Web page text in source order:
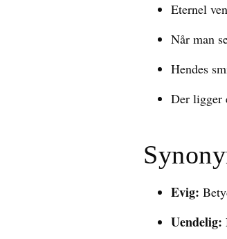
Eternel
Når man
Hendes
Der ligger
Evig:
Uendelig: